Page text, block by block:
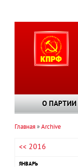
О ПАРТИИ
навигации
Главная Archive
<< 2016
ЯНВАРЬ